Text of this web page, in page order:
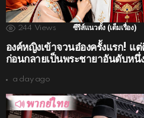
244 Views ซีรีส์แนวตั้ง (เต็มเรื่อง)
องค์หญิงเข้าจวนอ๋องครั้งแรก! แ
ก่อนกลายเป็นพระชายาอันดับหนึ่
a day ago